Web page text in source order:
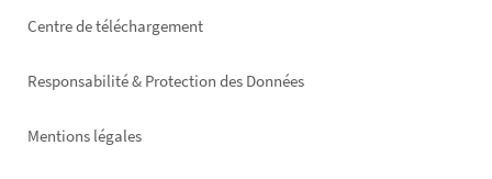
Footer
Centre de téléchargement
Responsabilité & Protection des Données
Mentions légales